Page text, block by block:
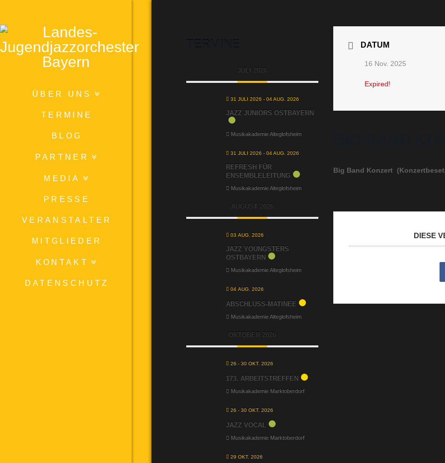
ÜBER UNS
TERMINE
BLOG
PARTNER
MEDIA
PRESSE
VERANSTALTER
MITGLIEDER
KONTAKT
DATENSCHUTZ
TERMINE
JULI 2026
31 JULI 2026 - 04 AUG. 2026
JAZZ JUNIORS OSTBAYERN
Musikakademie Alteglofsheim
31 JULI 2026 - 04 AUG. 2026
REFRESH FÜR
ENSEMBLELEITUNG
Musikakademie Alteglofsheim
AUGUST 2026
03 AUG. 2026
JAZZ YOUNGSTERS
OSTBAYERN
Musikakademie Alteglofsheim
04 AUG. 2026
ABSCHLUSS-MATINEE
Musikakademie Alteglofsheim
OKTOBER 2026
26 - 30 OKT. 2026
173. ARBEITSTREFFEN
Musikakademie Marktoberdorf
26 - 30 OKT. 2026
JAZZ VOCAL
Musikakademie Marktoberdorf
29 OKT. 2026
DATUM
16 Nov. 2025
Expired!
Big Band Konzert
DIESE